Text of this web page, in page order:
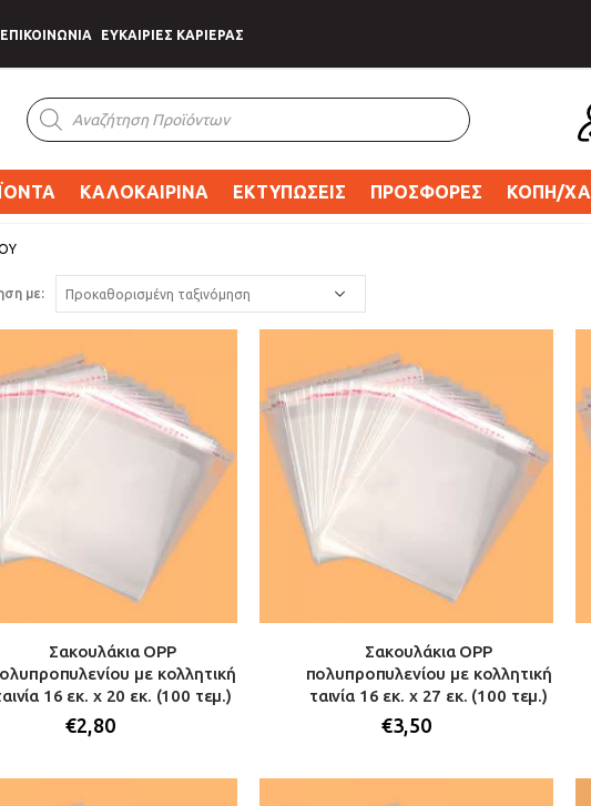
ΕΠΙΚΟΙΝΩΝΙΑ ΕΥΚΑΙΡΙΕΣ ΚΑΡΙΕΡΑΣ
Products
search
ΚΑΛΟΚΑΙΡΙΝΑ ΕΚΤΥΠΩΣΕΙΣ ΠΡΟΣΦΟΡΕΣ ΚΟΠΗ/
με:
Σακουλάκια OPP
με κολλητική
16 εκ. x 20 εκ. (100 τεμ.)
€2,80
Σακουλάκια OPP
πολυπροπυλενίου με κολλητική
ταινία 16 εκ. x 27 εκ. (100 τεμ.)
€3,50